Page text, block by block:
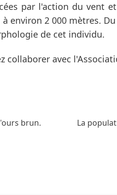
par l'action du vent
environ 2 000 mètres.
de cet individu.
collaborer avec
brun.
La